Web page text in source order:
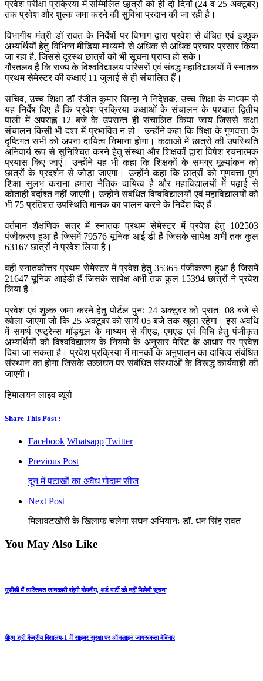
प्रवेश परीक्षा प्रक्रिया में सम्मिलित छा़त्रों को ही दो दिनों (24 व 25 अक्टूबर)
तक प्रवेश और शुल्क जमा करने की सुविधा प्रदान की जा रही है।
विभागीय मंत्री डॉ रावत के निर्देषों पर विभाग द्वारा प्रवेश से वंचित एवं इच्छुक
अभ्यर्थियों हेतु विभिन्न मीडिया माध्यमों से अधिक से अधिक प्रचार प्रसार किया
जा रहा है, जिससे दूरस्थ छात्रों को भी सूचना प्राप्त हो सके।
गौरतलब है कि राज्य के विश्वविद्यालय परिसरों एवं संबद्ध महाविद्यालयों में स्नातक
प्रथम सेमेस्टर की कक्षाएं 11 जुलाई से ही संचालित हैं।
सचिव, उच्च शिक्षा डॉ रंजीत कुमार सिन्हा ने निदेशक, उच्च शिक्षा के माध्यम से
यह निर्देष दिए हैं कि प्रवेश प्रक्रिया कक्षाओं के संचालन के पश्चात द्वितीय
पाली में अपराह्न 12 बजे के उपरान्त ही संचालित किया जाय जिससे कक्षा
संचालन किसी भी दशा में प्रभावित न हो। उन्होंने कहा कि षिक्षा के गुणवत्ता के
दृष्टिगत सभी को अपना दायित्व निभाना होगा। कक्षाओं में छात्रों की उपस्थिति
अनिवार्य रूप से सुनिश्चित करने हेतु संस्था और शिक्षकों द्वारा विषेश रचनात्मक
प्रयास किए जाएं। उन्होंने यह भी कहा कि शिक्षकों के समग्र मूल्यांकन को
छात्रों के प्रदर्शन से जोड़ा जाएगा। उन्होंने कहा कि छात्रों को गुणवत्ता पूर्ण
शिक्षा सुलभ कराना हमारा नैतिक दायित्व है और महाविद्यालयों में पढ़ाई से
कोताही बर्दाश्त नहीं जाएगी। उन्होंने संबंधित विष्वविद्यालयों एवं महाविद्यालयों को
भी 75 प्रतिशत उपस्थिति मानक का पालन करने के निर्देश दिए हैं।
वर्तमान शैक्षणिक सत्र में स्नातक प्रथम सेमेस्टर में प्रवेश हेतु 102503
पंजीकरण हुआ है जिसमें 79576 यूनिक आई डी हैं जिसके सापेक्ष अभी तक कुल
63167 छात्रों ने प्रवेश लिया है।
वहीं स्नातकोत्तर प्रथम सेमेस्टर में प्रवेश हेतु 35365 पंजीकरण हुआ है जिसमें
21647 यूनिक आईडी हैं जिसके सापेक्ष अभी तक कुल 15394 छात्रों ने प्रवेश
लिया है।
प्रवेश एवं शुल्क जमा करने हेतु पोर्टल पुनः 24 अक्टूबर को प्रातः 08 बजे से
खोला जाएगा जो कि 25 अक्टूबर को सायं 05 बजे तक खुला रहेगा। इस अवधि
में समर्थ एण्ट्रेन्स मॉड्यूल के माध्यम से बीएड, एमएड एवं विधि हेतु पंजीकृत
अभ्यर्थियों को विश्वविद्यालय के नियमों के अनुसार मेरिट के आधार पर प्रवेश
दिया जा सकता है। प्रवेश प्रक्रिया में मानकों के अनुपालन का दायित्व संबंधित
संस्थान का होगा जिसके उल्लंघन पर संबंधित संस्थाओं के विरूद्ध कार्यवाही की
जाएगी।
हिमालयन लाइव ब्यूरो
Share This Post :
Facebook Whatsapp Twitter
Previous Post
दून में पटाखों का अवैध गोदाम सीज
Next Post
मिलावटखोरी के खिलाफ चलेगा सघन अभियानः डॉ. धन सिंह रावत
You May Also Like
यूसीसी में व्यक्तिगत जानकारी रहेगी गोपनीय, थर्ड पार्टी को नहीं मिलेगी सूचना
पीएम श्री केंद्रीय विद्यालय-1 में साइबर सुरक्षा पर ऑनलाइन जागरूकता वेबिनार